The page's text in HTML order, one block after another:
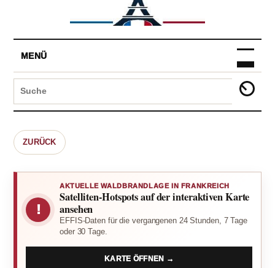
MENÜ
ZURÜCK
!
AKTUELLE WALDBRANDLAGE IN FRANKREICH
Satelliten-Hotspots auf der interaktiven Karte
ansehen
EFFIS-Daten für die vergangenen 24 Stunden, 7 Tage
oder 30 Tage.
KARTE ÖFFNEN →